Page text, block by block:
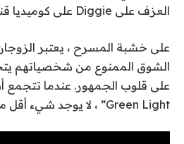
العزف على Diggie على كوميديا ​​قناة ديزني
على خشبة المسرح ، يعتبر
الشوق الممنوع من شخصياتهم
Green Light” ، لا يوجد شيء أقل من سحر برودواي.